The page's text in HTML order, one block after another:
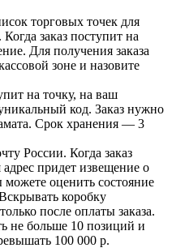
торговых точек для
заказ поступит на
Для получения заказа
зоне и назовите
на точку, на ваш
код. Заказ нужно
Срок хранения — 3
России. Когда заказ
придет извещение о
оценить состояние
коробку
после оплаты заказа.
не больше 10 позиций и
100 000 р.